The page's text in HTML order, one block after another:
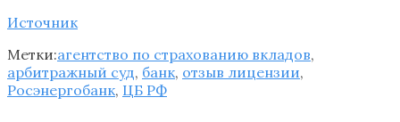
Источник
Метки:агентство по страхованию вкладов,
арбитражный суд, банк, отзыв лицензии,
Росэнергобанк, ЦБ РФ